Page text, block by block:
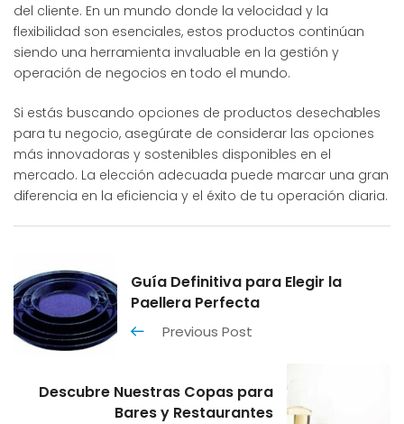
del cliente. En un mundo donde la velocidad y la
flexibilidad son esenciales, estos productos continúan
siendo una herramienta invaluable en la gestión y
operación de negocios en todo el mundo.
Si estás buscando opciones de productos desechables
para tu negocio, asegúrate de considerar las opciones
más innovadoras y sostenibles disponibles en el
mercado. La elección adecuada puede marcar una gran
diferencia en la eficiencia y el éxito de tu operación diaria.
Guía Definitiva para Elegir la
Paellera Perfecta
Previous Post
Descubre Nuestras Copas para
Bares y Restaurantes